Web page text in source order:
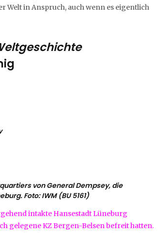
Welt in Anspruch, auch wenn es eigentlich
von General Dempsey, die
Foto: IWM (BU 5161)
intakte Hansestadt Lüneburg
gelegene KZ Bergen-Belsen befreit hatten.